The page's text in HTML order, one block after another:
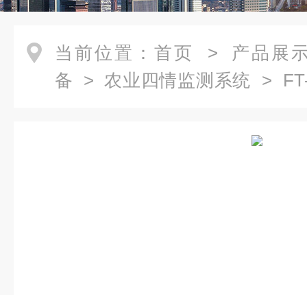
当前位置： 首页 > 产品展
备 > 农业四情监测系统 >